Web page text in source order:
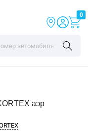
0
аэр